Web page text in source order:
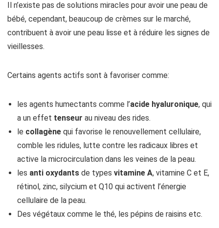
Il n’existe pas de solutions miracles pour avoir une peau de
bébé, cependant, beaucoup de crèmes sur le marché,
contribuent à avoir une peau lisse et à réduire les signes de
vieillesses.
Certains agents actifs sont à favoriser comme:
les agents humectants comme l’acide hyaluronique, qui
a un effet tenseur au niveau des rides.
le collagène qui favorise le renouvellement cellulaire,
comble les ridules, lutte contre les radicaux libres et
active la microcirculation dans les veines de la peau.
les anti oxydants de types vitamine A, vitamine C et E,
rétinol, zinc, silycium et Q10 qui activent l’énergie
cellulaire de la peau.
Des végétaux comme le thé, les pépins de raisins etc.